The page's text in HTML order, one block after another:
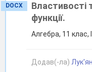
DOCX
Властивості
функції.
Алгебра, 11 клас,
Додав(-ла)